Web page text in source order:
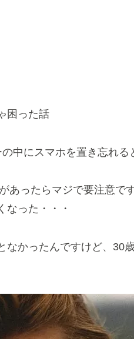
困った話
中にスマホを置き忘れる
あったらマジで要注意で
なった・・・
なかったんですけど、30